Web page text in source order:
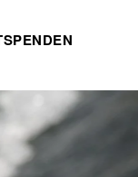
SPENDEN